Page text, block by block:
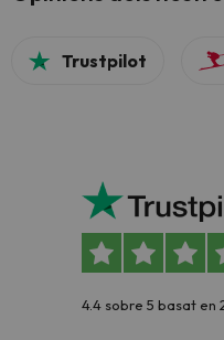
Trustpilot
4.4 sobre 5 basat en